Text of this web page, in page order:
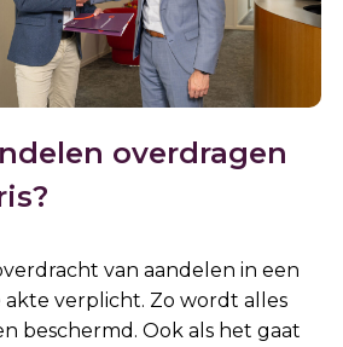
overdragen
van aandelen in een
akte verplicht. Zo wordt alles
beschermd. Ook als het gaat